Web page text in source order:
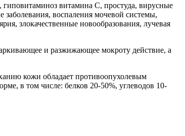
витамина C, простуда, вирусные
воспаления мочевой системы,
злокачественные новообразования, лучевая
и разжижающее мокроту действие, а
кожи обладает противоопухолевым
в том числе: белков 20-50%, углеводов 10-